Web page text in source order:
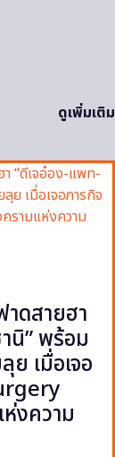
ดูเพิ่มเติม
าดสายฮา
นิ” พร้อม
ย เมื่อเจอ
งความ